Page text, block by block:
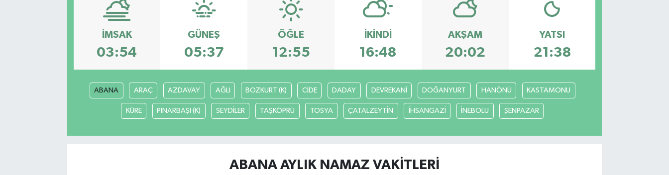
İMSAK
03:54
GÜNEŞ
05:37
ÖĞLE
12:55
İKINDI
16:48
AKŞAM
20:02
YATSI
21:38
ABANA ARAÇ AZDAVAY AĞLI BOZKURT (K) CİDE DADAY DEVREKANİ DOĞANYURT HANÖNÜ KASTAMONU
KÜRE PINARBAŞI (K) SEYDİLER TAŞKÖPRÜ TOSYA ÇATALZEYTİN İHSANGAZİ İNEBOLU ŞENPAZAR
ABANA AYLIK NAMAZ VAKITLERI